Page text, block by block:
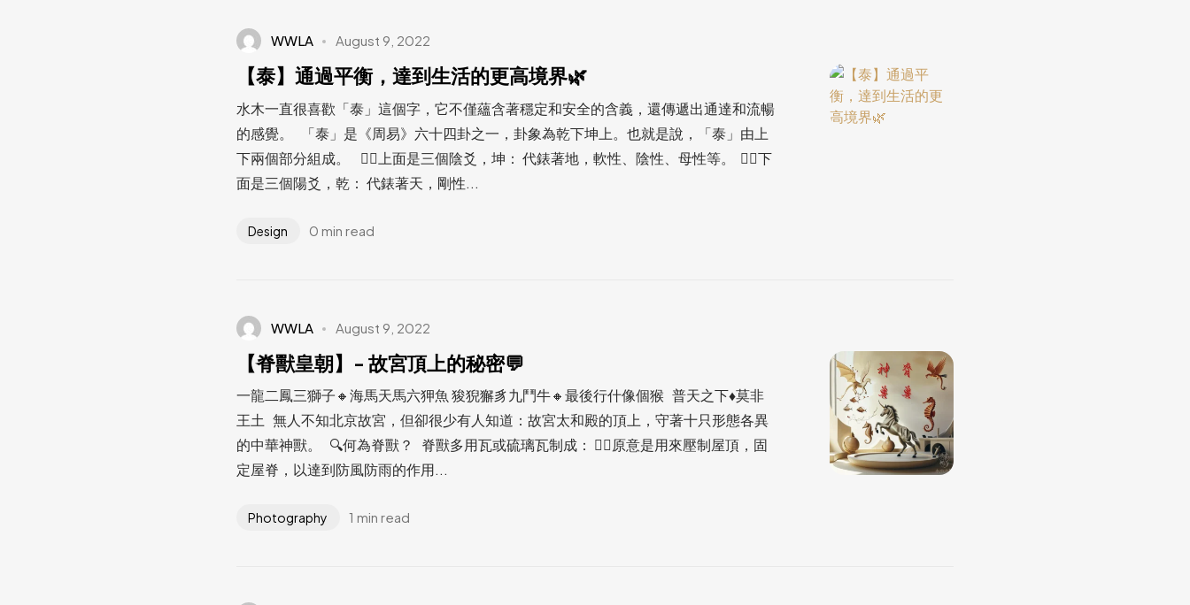
WWLA August 9, 2022
【泰】通過平衡，達到生活的更高境界🌿
水木一直很喜歡「泰」這個字，它不僅蘊含著穩定和安全的含義，還傳遞出通達和流暢
的感覺。 「泰」是《周易》六十四卦之一，卦象為乾下坤上。也就是說，「泰」由上
下兩個部分組成。 👆🏻上面是三個陰爻，坤： 代錶著地，軟性、陰性、母性等。 👇🏻下
面是三個陽爻，乾： 代錶著天，剛性...
Design 0 min read
WWLA August 9, 2022
【脊獸皇朝】- 故宮頂上的秘密💬
一龍二鳳三獅子🔸海馬天馬六狎魚 狻猊獬豸九鬥牛🔸最後行什像個猴 普天之下♦️莫非
王土 無人不知北京故宮，但卻很少有人知道：故宮太和殿的頂上，守著十只形態各異
的中華神獸。 🔍何為脊獸？ 脊獸多用瓦或硫璃瓦制成： 👉🏻原意是用來壓制屋頂，固
定屋脊，以達到防風防雨的作用...
Photography 1 min read